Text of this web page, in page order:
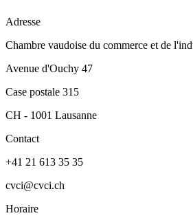
Adresse
Chambre vaudoise du commerce et de
Avenue d'Ouchy 47
Case postale 315
CH - 1001 Lausanne
Contact
+41 21 613 35 35
cvci@cvci.ch
Horaire